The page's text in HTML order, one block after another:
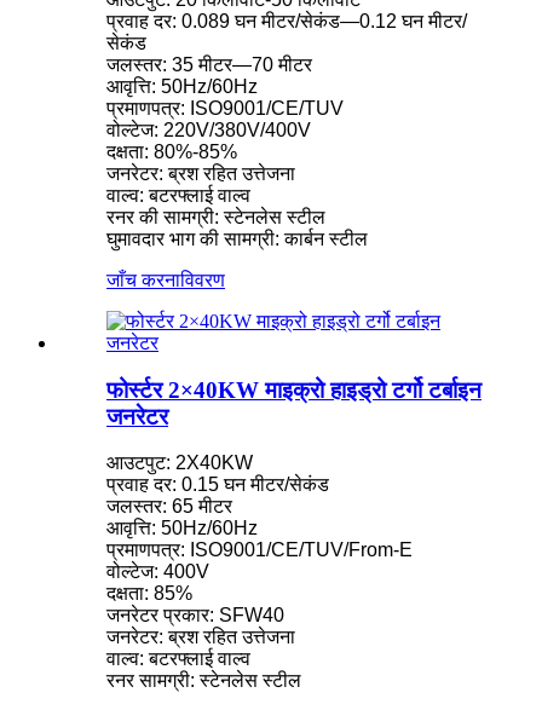
प्रवाह दर: 0.089 घन मीटर/सेकंड—0.12 घन मीटर/
सेकंड
जलस्तर: 35 मीटर—70 मीटर
आवृत्ति: 50Hz/60Hz
प्रमाणपत्र: ISO9001/CE/TUV
वोल्टेज: 220V/380V/400V
दक्षता: 80%-85%
जनरेटर: ब्रश रहित उत्तेजना
वाल्व: बटरफ्लाई वाल्व
रनर की सामग्री: स्टेनलेस स्टील
घुमावदार भाग की सामग्री: कार्बन स्टील
जाँच करनाविवरण
फोर्स्टर 2×40KW माइक्रो हाइड्रो टर्गो टर्बाइन
जनरेटर
आउटपुट: 2X40KW
प्रवाह दर: 0.15 घन मीटर/सेकंड
जलस्तर: 65 मीटर
आवृत्ति: 50Hz/60Hz
प्रमाणपत्र: ISO9001/CE/TUV/From-E
वोल्टेज: 400V
दक्षता: 85%
जनरेटर प्रकार: SFW40
जनरेटर: ब्रश रहित उत्तेजना
वाल्व: बटरफ्लाई वाल्व
रनर सामग्री: स्टेनलेस स्टील